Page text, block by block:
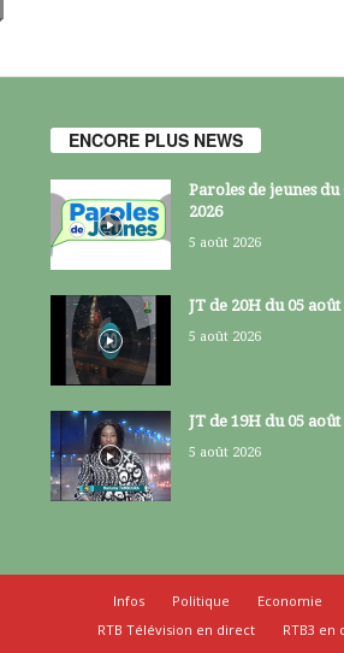
ENCORE PLUS NEWS
Paroles de jeunes du
2026
5 août 2026
JT de 20H du 05 août
5 août 2026
JT de 19H du 05 août
5 août 2026
Infos Politique Economie
RTB Télévision en direct
RTB3 en